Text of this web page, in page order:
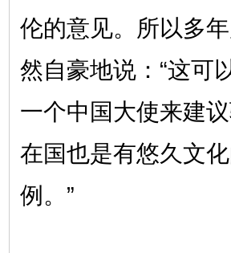
伦的意见。所以多
然自豪地说：“这可
一个中国大使来建
在国也是有悠久文
例。”